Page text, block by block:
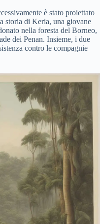
è stato proiettato
storia di Keria, una giovane
nella foresta del Borneo,
dei Penan. Insieme, i due
contro le compagnie